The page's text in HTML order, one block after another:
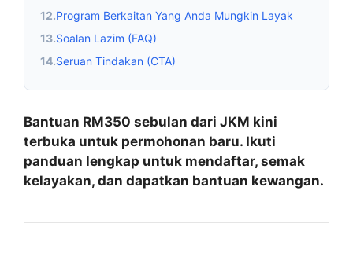
12.Program Berkaitan Yang Anda Mungkin Layak
13.Soalan Lazim (FAQ)
14.Seruan Tindakan (CTA)
Bantuan RM350 sebulan dari JKM kini
terbuka untuk permohonan baru. Ikuti
panduan lengkap untuk mendaftar, semak
kelayakan, dan dapatkan bantuan kewangan.